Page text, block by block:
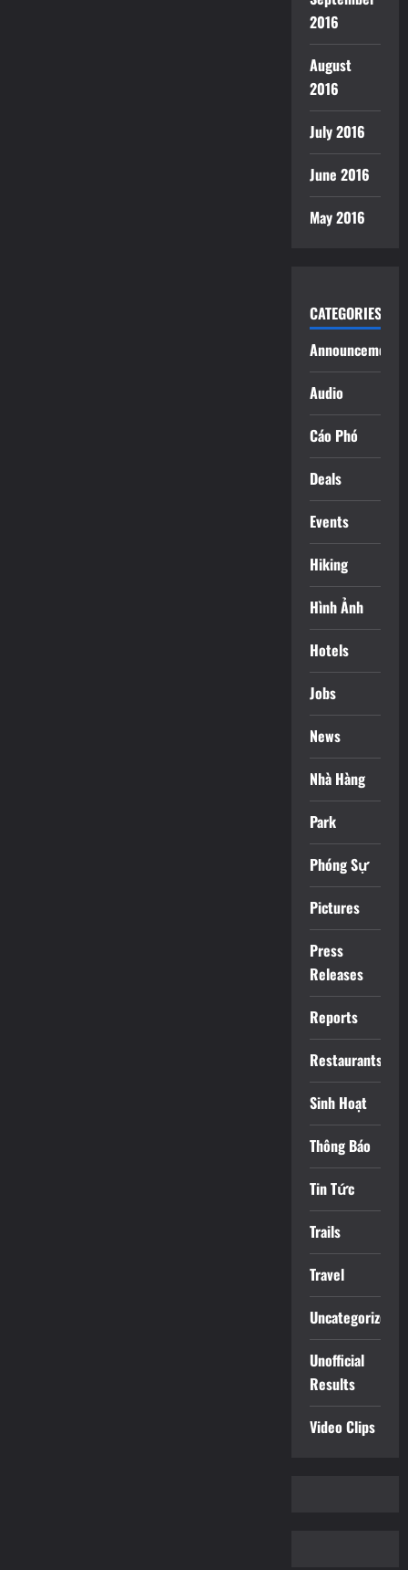
2016
August
2016
July 2016
June 2016
May 2016
CATEGORIES
Announcements
Audio
Cáo Phó
Deals
Events
Hiking
Hình Ảnh
Hotels
Jobs
News
Nhà Hàng
Park
Phóng Sự
Pictures
Press
Releases
Reports
Restaurants
Sinh Hoạt
Thông Báo
Tin Tức
Trails
Travel
Uncategorized
Unofficial
Results
Video Clips